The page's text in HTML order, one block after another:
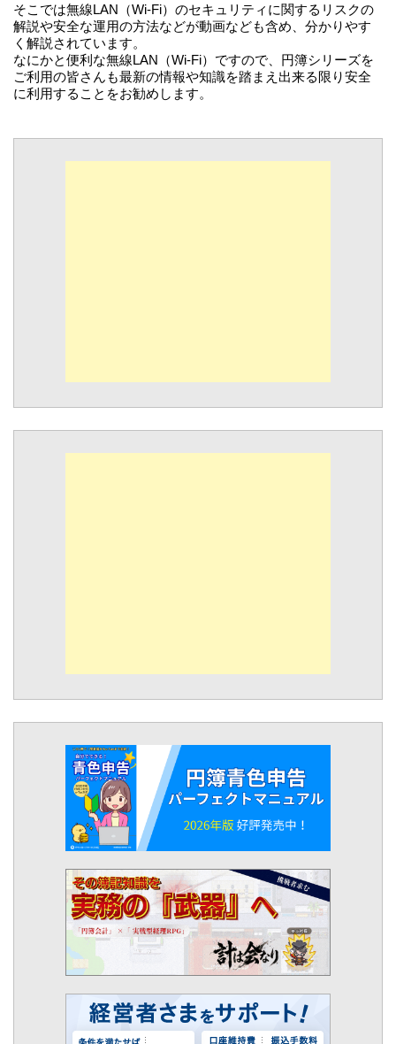
そこでは無線LAN（Wi-Fi）のセキュリティに関するリスクの
解説や安全な運用の方法などが動画なども含め、分かりやす
く解説されています。
なにかと便利な無線LAN（Wi-Fi）ですので、円簿シリーズを
ご利用の皆さんも最新の情報や知識を踏まえ出来る限り安全
に利用することをお勧めします。